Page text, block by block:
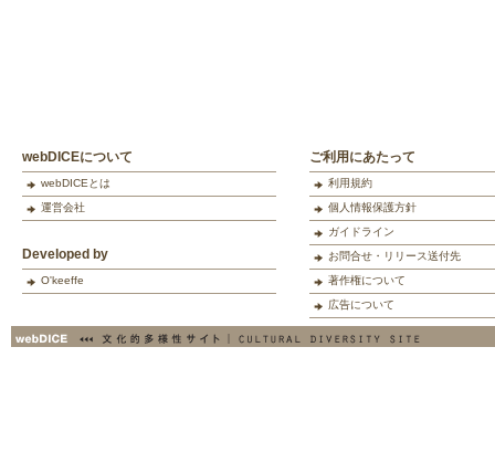
webDICEについて
webDICEとは
運営会社
Developed by
O'keeffe
ご利用にあたって
利用規約
個人情報保護方針
ガイドライン
お問合せ・リリース送付先
著作権について
広告について